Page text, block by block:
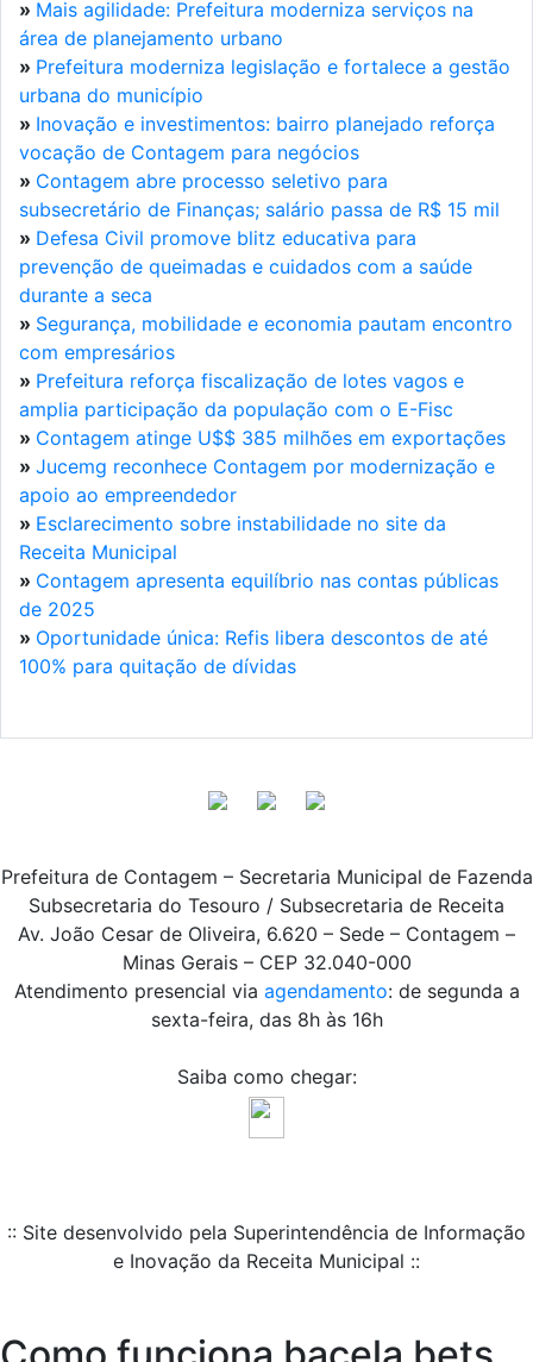
» Mais agilidade: Prefeitura moderniza serviços na
área de planejamento urbano
» Prefeitura moderniza legislação e fortalece a gestão
urbana do município
» Inovação e investimentos: bairro planejado reforça
vocação de Contagem para negócios
» Contagem abre processo seletivo para
subsecretário de Finanças; salário passa de R$ 15 mil
» Defesa Civil promove blitz educativa para
prevenção de queimadas e cuidados com a saúde
durante a seca
» Segurança, mobilidade e economia pautam encontro
com empresários
» Prefeitura reforça fiscalização de lotes vagos e
amplia participação da população com o E-Fisc
» Contagem atinge U$$ 385 milhões em exportações
» Jucemg reconhece Contagem por modernização e
apoio ao empreendedor
» Esclarecimento sobre instabilidade no site da
Receita Municipal
» Contagem apresenta equilíbrio nas contas públicas
de 2025
» Oportunidade única: Refis libera descontos de até
100% para quitação de dívidas
Prefeitura de Contagem – Secretaria Municipal de Fazenda
Subsecretaria do Tesouro / Subsecretaria de Receita
Av. João Cesar de Oliveira, 6.620 – Sede – Contagem –
Minas Gerais – CEP 32.040-000
Atendimento presencial via agendamento: de segunda a
sexta-feira, das 8h às 16h
Saiba como chegar:
:: Site desenvolvido pela Superintendência de Informação
e Inovação da Receita Municipal ::